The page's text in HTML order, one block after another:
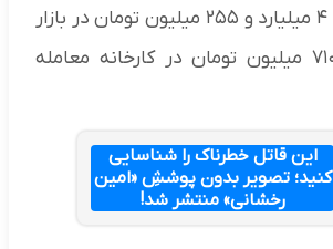
گذشته، با قیمت ۴ میلیارد و ۲۵۵ میلیون تومان در بازار
و ۳ میلیارد و ۷۱۰ میلیون تومان در کارخانه معامله
این قاتل خطرناک را شناسایی
کنید؛ تصویر بدون پوششِ «امین
رخشانی» منتشر شد!